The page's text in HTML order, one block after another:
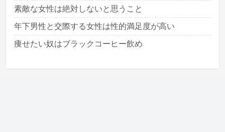
素敵な女性は絶対しないと思うこと
年下男性と交際する女性は性的満足度が高い
痩せたい奴はブラックコーヒー飲め